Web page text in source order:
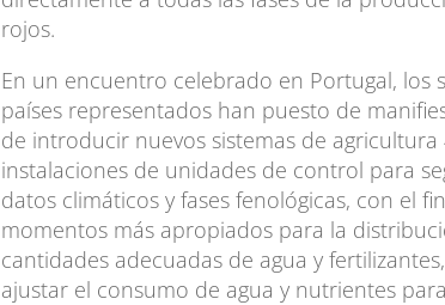
rojos.
En un encuentro celebrado en Portugal, los
países representados han puesto de
de introducir nuevos sistemas de agricultura
instalaciones de unidades de control para
datos climáticos y fases fenológicas, con el
momentos más apropiados para la
cantidades adecuadas de agua y
ajustar el consumo de agua y nutrientes